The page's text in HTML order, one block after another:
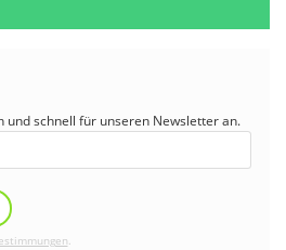
und schnell für unseren Newsletter an.
.